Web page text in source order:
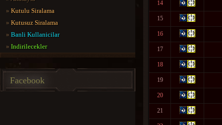
» Kutulu Siralama
» Kutusuz Siralama
» Banli Kullanicilar
» Indirilecekler
Facebook
14
15
16
17
18
19
20
21